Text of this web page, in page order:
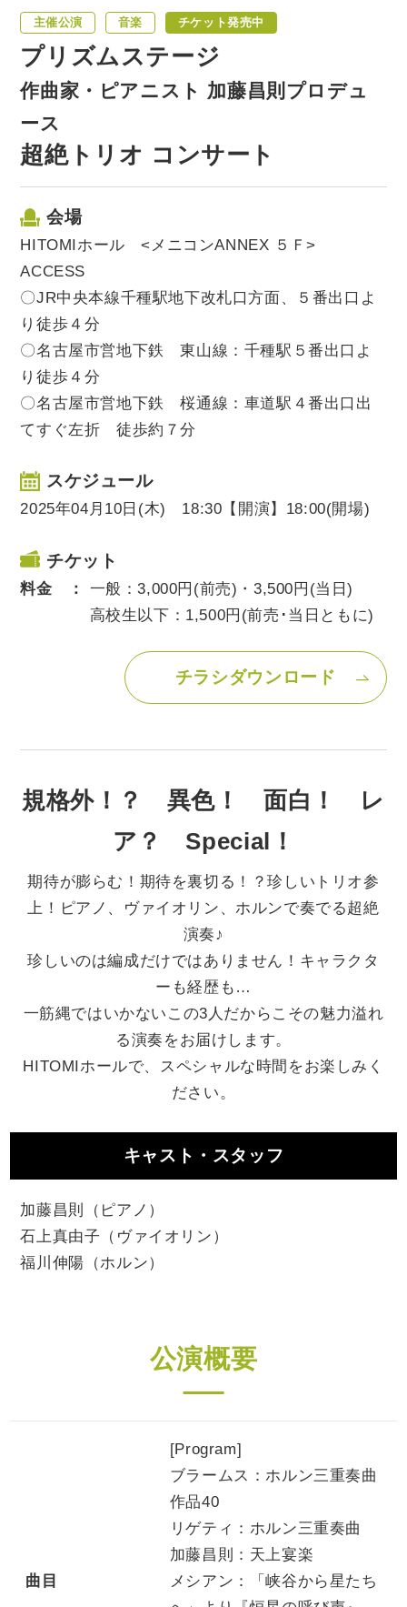
主催公演 音楽 チケット発売中
プリズムステージ
作曲家・ピアニスト 加藤昌則プロデュ
ース
超絶トリオ コンサート
会場
HITOMIホール <メニコンANNEX ５Ｆ>
ACCESS
〇JR中央本線千種駅地下改札口方面、５番出口よ
り徒歩４分
〇名古屋市営地下鉄 東山線：千種駅５番出口よ
り徒歩４分
〇名古屋市営地下鉄 桜通線：車道駅４番出口出
てすぐ左折 徒歩約７分
スケジュール
2025年04月10日(木) 18:30【開演】18:00(開場)
チケット
料金 ：
一般：3,000円(前売)・3,500円(当日)
高校生以下：1,500円(前売･当日ともに)
チラシダウンロード
規格外！？ 異色！ 面白！ レ
ア？ Special！
期待が膨らむ！期待を裏切る！？珍しいトリオ参
上！ピアノ、ヴァイオリン、ホルンで奏でる超絶
演奏♪
珍しいのは編成だけではありません！キャラクタ
ーも経歴も…
一筋縄ではいかないこの3人だからこその魅力溢れ
る演奏をお届けします。
HITOMIホールで、スペシャルな時間をお楽しみく
ださい。
キャスト・スタッフ
加藤昌則（ピアノ）
石上真由子（ヴァイオリン）
福川伸陽（ホルン）
公演概要
曲目
[Program]
ブラームス：ホルン三重奏曲
作品40
リゲティ：ホルン三重奏曲
加藤昌則：天上宴楽
メシアン：「峡谷から星たち